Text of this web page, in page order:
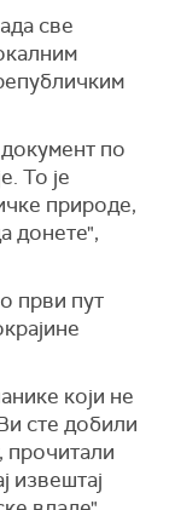
све
по
То је
природе,
донете",
први пут
који не
сте добили
прочитали
извештај